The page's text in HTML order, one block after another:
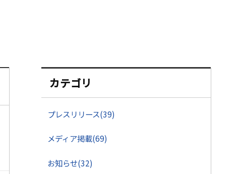
カテゴリ
プレスリリース(39)
メディア掲載(69)
お知らせ(32)